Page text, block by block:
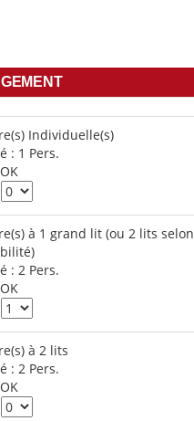
Individuelle(s)
: 1 Pers.
OK
à 1 grand lit (ou 2 lits selon
: 2 Pers.
OK
à 2 lits
: 2 Pers.
OK